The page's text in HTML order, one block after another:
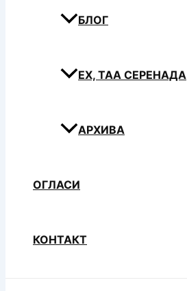
БЛОГ
ЕХ, ТАА СЕРЕНАДА
АРХИВА
ОГЛАСИ
КОНТАКТ